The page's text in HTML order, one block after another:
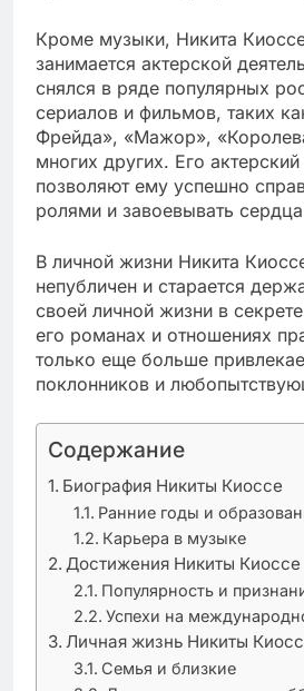
Кроме музыки, Никита
занимается актерской
снялся в ряде популярных
сериалов и фильмов, таких
Фрейда», «Мажор»,
многих других. Его
позволяют ему успешно
ролями и завоевывать
В личной жизни Никита
непубличен и старается
своей личной жизни в
его романах и отношениях
только еще больше
поклонников и
Содержание
Биография Никиты Киоссе
Ранние годы и
Карьера в музыке
Достижения Никиты Киоссе
Популярность и
Успехи на
Личная жизнь Никиты
Семья и близкие